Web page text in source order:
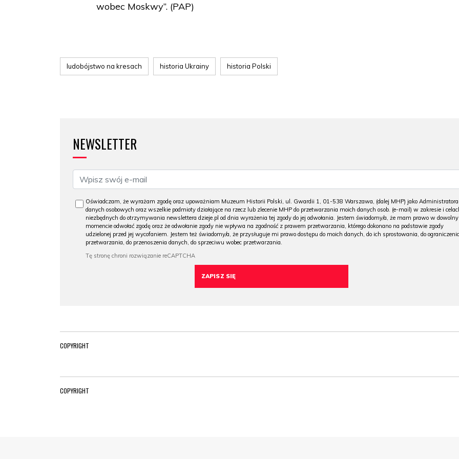
wobec Moskwy”. (PAP)
ludobójstwo na kresach historia Ukrainy historia Polski
NEWSLETTER
Oświadczam, że wyrażam zgodę oraz upoważniam Muzeum Historii Polski, ul. Gwardii 1, 01-538 Warszawa, (dalej MHP) jako Administratora
danych osobowych oraz wszelkie podmioty działające na rzecz lub zlecenie MHP do przetwarzania moich danych osob. (e-mail) w zakresie i
niezbędnych do otrzymywania newslettera dzieje.pl od dnia wyrażenia tej zgody do jej odwołania. Jestem świadomy/a, że mam prawo w
momencie odwołać zgodę oraz że odwołanie zgody nie wpływa na zgodność z prawem przetwarzania, którego dokonano na podstawie zgody
udzielonej przed jej wycofaniem. Jestem też świadomy/a, że przysługuje mi prawo dostępu do moich danych, do ich sprostowania, do
przetwarzania, do przenoszenia danych, do sprzeciwu wobec przetwarzania.
COPYRIGHT
COPYRIGHT